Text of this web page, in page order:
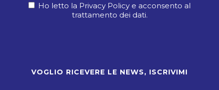
Ho letto la Privacy Policy e acconsento al
trattamento dei dati.